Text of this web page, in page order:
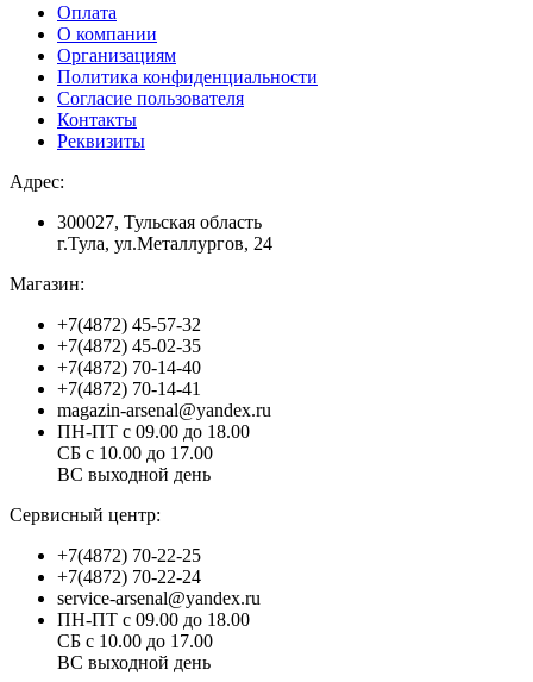
Оплата
О компании
Организациям
Политика конфиденциальности
Согласие пользователя
Контакты
Реквизиты
Адрес:
300027, Тульская область
г.Тула, ул.Металлургов, 24
Магазин:
+7(4872) 45-57-32
+7(4872) 45-02-35
+7(4872) 70-14-40
+7(4872) 70-14-41
magazin-arsenal@yandex.ru
ПН-ПТ с 09.00 до 18.00
СБ с 10.00 до 17.00
ВС выходной день
Сервисный центр:
+7(4872) 70-22-25
+7(4872) 70-22-24
service-arsenal@yandex.ru
ПН-ПТ с 09.00 до 18.00
СБ с 10.00 до 17.00
ВС выходной день